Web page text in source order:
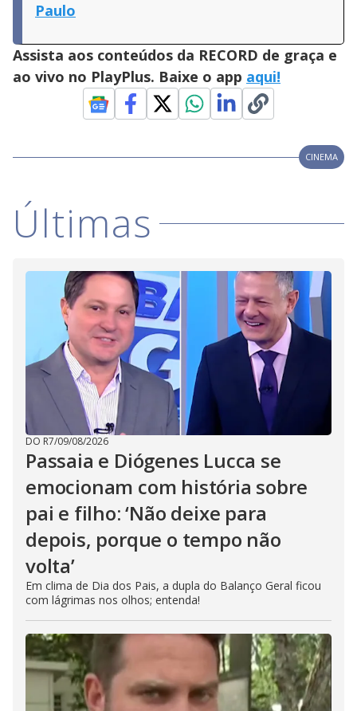
Paulo
Assista aos conteúdos da RECORD de graça e
ao vivo no PlayPlus. Baixe o app aqui!
CINEMA
Últimas
DO R7/09/08/2026
Passaia e Diógenes Lucca se
emocionam com história sobre
pai e filho: ‘Não deixe para
depois, porque o tempo não
volta’
Em clima de Dia dos Pais, a dupla do Balanço Geral ficou
com lágrimas nos olhos; entenda!